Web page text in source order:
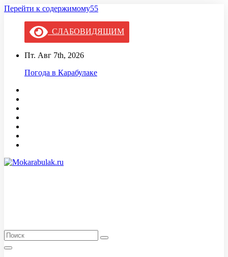
Перейти к содержимому55
СЛАБОВИДЯЩИМ
Пт. Авг 7th, 2026
Погода в Карабулаке